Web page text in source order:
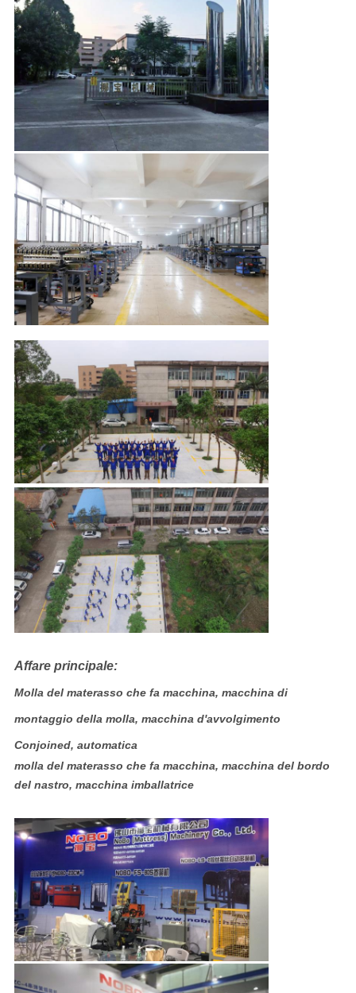
Affare principale:
Molla del materasso che fa macchina, macchina di
montaggio della molla, macchina d'avvolgimento
Conjoined, automatica
molla del materasso che fa macchina, macchina del bordo
del nastro, macchina imballatrice